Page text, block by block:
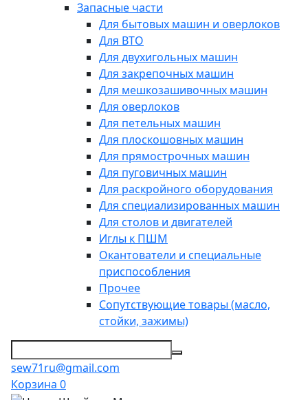
Запасные части
Для бытовых машин и оверлоков
Для ВТО
Для двухигольных машин
Для закрепочных машин
Для мешкозашивочных машин
Для оверлоков
Для петельных машин
Для плоскошовных машин
Для прямострочных машин
Для пуговичных машин
Для раскройного оборудования
Для специализированных машин
Для столов и двигателей
Иглы к ПШМ
Окантователи и специальные
приспособления
Прочее
Сопутствующие товары (масло,
стойки, зажимы)
sew71ru@gmail.com
Корзина 0